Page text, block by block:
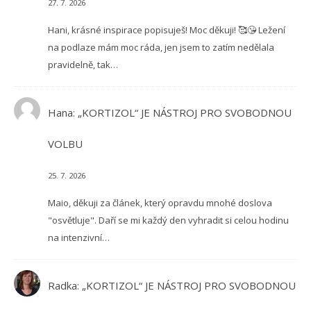
27. 7. 2026
Hani, krásné inspirace popisuješ! Moc děkuji! 🥰😘 Ležení
na podlaze mám moc ráda, jen jsem to zatím nedělala
pravidelně, tak…
Hana: „KORTIZOL“ JE NÁSTROJ PRO SVOBODNOU
VOLBU
25. 7. 2026
Maio, děkuji za článek, který opravdu mnohé doslova
"osvětluje". Daří se mi každý den vyhradit si celou hodinu
na intenzivní…
Radka: „KORTIZOL“ JE NÁSTROJ PRO SVOBODNOU